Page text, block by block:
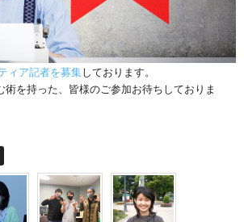
ィア記者を募集しております。
術を持った、皆様のご参加お待ちしておりま